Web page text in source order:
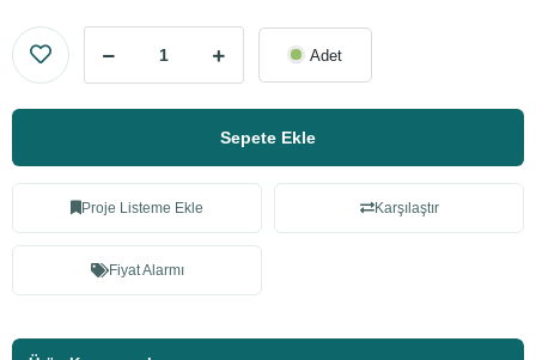
Adet
Sepete Ekle
Proje Listeme Ekle Karşılaştır
Fiyat Alarmı